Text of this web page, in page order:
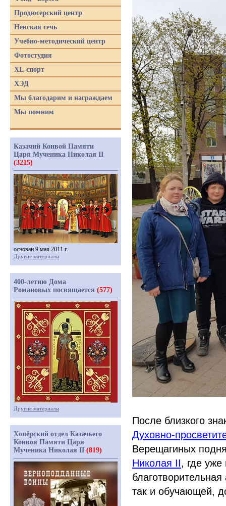
После близкого
Духовно-
Верещагиных
Николая II, где
так и обучающей,
Продюсерский центр
Невская сечь
Учебно-методический центр
Фотостудия
XL-спорт
ХЭД
Мы благодарим и награждаем
Мы помним
Казачий Конвой Памяти
Царя Мученика Николая II
(3215)
основан 9 мая 2011 г.
Другие материалы
400-летию Дома
Романовых посвящается (577)
Другие материалы
Хопёрский отдел Казачьего
Конвоя Памяти Царя
Мученика Николая II (819)